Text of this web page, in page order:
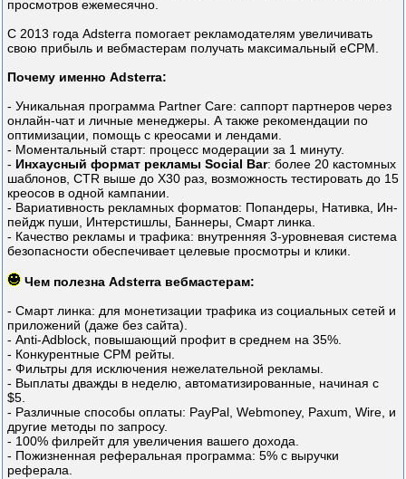
просмотров ежемесячно.
С 2013 года Adsterra помогает рекламодателям увеличивать
свою прибыль и вебмастерам получать максимальный eCPM.
Почему именно Adsterra:
- Уникальная программа Partner Care: саппорт партнеров через
онлайн-чат и личные менеджеры. А также рекомендации по
оптимизации, помощь с креосами и лендами.
- Моментальный старт: процесс модерации за 1 минуту.
- Инхаусный формат рекламы Social Bar: более 20 кастомных
шаблонов, CTR выше до X30 раз, возможность тестировать до 15
креосов в одной кампании.
- Вариативность рекламных форматов: Попандеры, Нативка, Ин-
пейдж пуши, Интерстишлы, Баннеры, Смарт линка.
- Качество рекламы и трафика: внутренняя 3-уровневая система
безопасности обеспечивает целевые просмотры и клики.
Чем полезна Adsterra вебмастерам:
- Смарт линка: для монетизации трафика из социальных сетей и
приложений (даже без сайта).
- Anti-Adblock, повышающий профит в среднем на 35%.
- Конкурентные CPM рейты.
- Фильтры для исключения нежелательной рекламы.
- Выплаты дважды в неделю, автоматизированные, начиная с
$5.
- Различные способы оплаты: PayPal, Webmoney, Paxum, Wire, и
другие методы по запросу.
- 100% филрейт для увеличения вашего дохода.
- Пожизненная реферальная программа: 5% с выручки
реферала.